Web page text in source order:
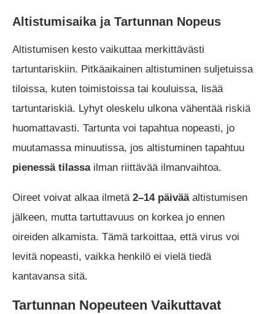
Altistumisaika ja Tartunnan Nopeus
Altistumisen kesto vaikuttaa merkittävästi
tartuntariskiin. Pitkäaikainen altistuminen suljetuissa
tiloissa, kuten toimistoissa tai kouluissa, lisää
tartuntariskiä. Lyhyt oleskelu ulkona vähentää riskiä
huomattavasti. Tartunta voi tapahtua nopeasti, jo
muutamassa minuutissa, jos altistuminen tapahtuu
pienessä tilassailman riittävää ilmanvaihtoa.
Oireet voivat alkaa ilmetä 2–14 päivääaltistumisen
jälkeen, mutta tartuttavuus on korkea jo ennen
oireiden alkamista. Tämä tarkoittaa, että virus voi
levitä nopeasti, vaikka henkilö ei vielä tiedä
kantavansa sitä.
Tartunnan Nopeuteen Vaikuttavat